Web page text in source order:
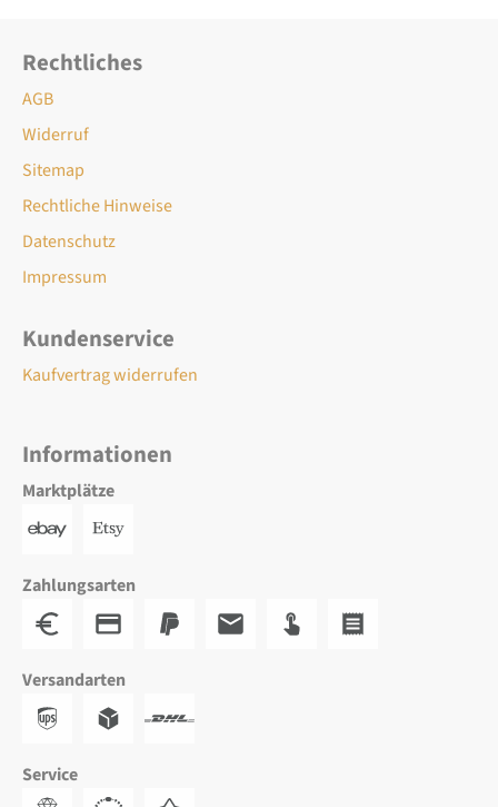
Rechtliches
AGB
Widerruf
Sitemap
Rechtliche Hinweise
Datenschutz
Impressum
Kundenservice
Kaufvertrag widerrufen
Informationen
Marktplätze
Zahlungsarten
Versandarten
Service